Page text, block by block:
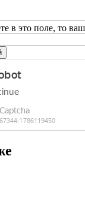
в это поле, то